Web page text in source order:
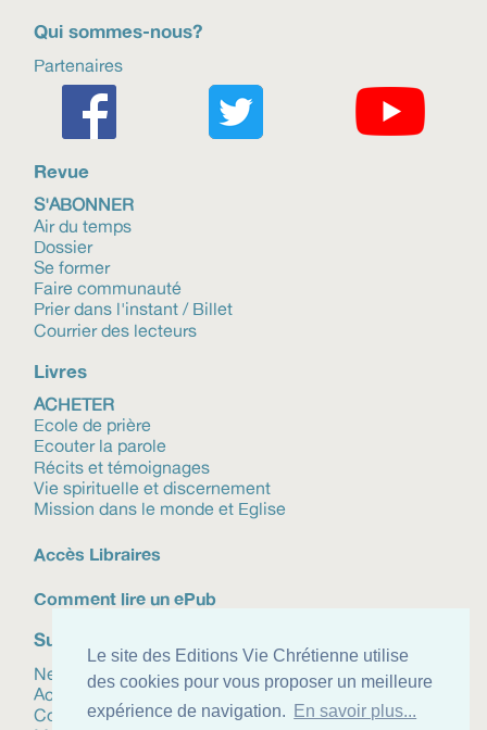
Le site des Editions Vie Chrétienne utilise
des cookies pour vous proposer un meilleure
expérience de navigation.
En savoir plus...
Qui sommes-nous?
Partenaires
Revue
S'ABONNER
Air du temps
Dossier
Se former
Faire communauté
Prier dans l'instant / Billet
Courrier des lecteurs
Livres
ACHETER
Ecole de prière
Ecouter la parole
Récits et témoignages
Vie spirituelle et discernement
Mission dans le monde et Eglise
Accès Libraires
Comment lire un ePub
Suivez-nous
Newsletter
Actualités
Contact